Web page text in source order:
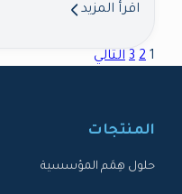
اقرأ المزيد
1
2
3 التالي
المنتجات
حلول هِمَم المؤسسية